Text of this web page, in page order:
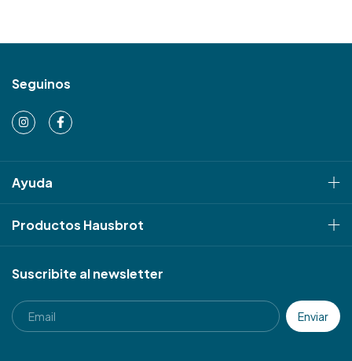
Seguinos
Ayuda
Productos Hausbrot
Suscribite al newsletter